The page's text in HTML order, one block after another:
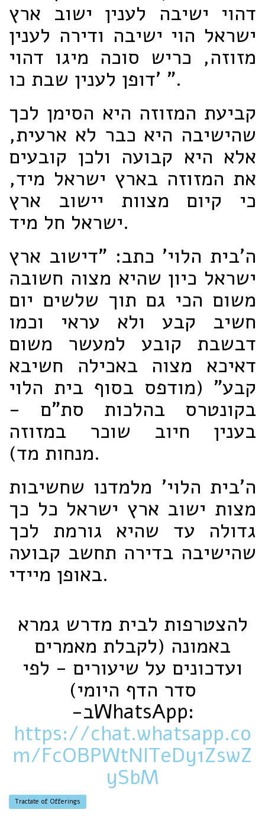
דהוי ישיבה לענין ישוב ארץ
ישראל הוי ישיבה ודירה לענין
מזוזה, כריש סוכה מיגו דהוי
דופן לענין שבת כו' ".
קביעת המזוזה היא הסימן לכך
שהישיבה היא כבר לא ארעית,
אלא היא קבועה ולכן קובעים
את המזוזה בארץ ישראל מיד,
כי קיום מצוות יישוב ארץ
ישראל חל מיד.
ה'בית הלוי' כתב: "דישוב ארץ
ישראל כיון שהיא מצוה חשובה
משום הכי גם תוך שלשים יום
חשיב קבע ולא עראי וכמו
דבשבת קובע למעשר משום
דאיכא מצוה באכילה חשיבא
קבע" (מודפס בסוף בית הלוי
בקונטרס בהלכות סת"ם -
בענין חיוב שוכר במזוזה
מנחות מד).
ה'בית הלוי' מלמדנו שחשיבות
מצות ישוב ארץ ישראל כל כך
גדולה עד שהיא גורמת לכך
שהישיבה בדירה תחשב קבועה
באופן מיידי.
להצטרפות לבית מדרש גמרא
באמונה (לקבלת מאמרים
ועדכונים על שיעורים - לפי
סדר הדף היומי)
ב-‏WhatsApp‏:
https://chat.whatsapp.co
m/FcOBPWtNITeDy1ZswZ
ySbM
Tractate of Offerings